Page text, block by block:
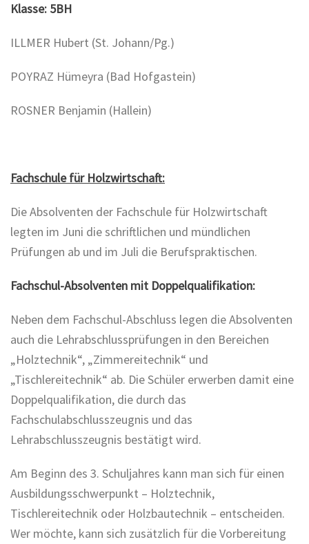
Klasse: 5BH
ILLMER Hubert (St. Johann/Pg.)
POYRAZ Hümeyra (Bad Hofgastein)
ROSNER Benjamin (Hallein)
Fachschule für Holzwirtschaft:
Die Absolventen der Fachschule für Holzwirtschaft
legten im Juni die schriftlichen und mündlichen
Prüfungen ab und im Juli die Berufspraktischen.
Fachschul-Absolventen mit Doppelqualifikation:
Neben dem Fachschul-Abschluss legen die Absolventen
auch die Lehrabschlussprüfungen in den Bereichen
„Holztechnik“, „Zimmereitechnik“ und
„Tischlereitechnik“ ab. Die Schüler erwerben damit eine
Doppelqualifikation, die durch das
Fachschulabschlusszeugnis und das
Lehrabschlusszeugnis bestätigt wird.
Am Beginn des 3. Schuljahres kann man sich für einen
Ausbildungsschwerpunkt – Holztechnik,
Tischlereitechnik oder Holzbautechnik – entscheiden.
Wer möchte, kann sich zusätzlich für die Vorbereitung